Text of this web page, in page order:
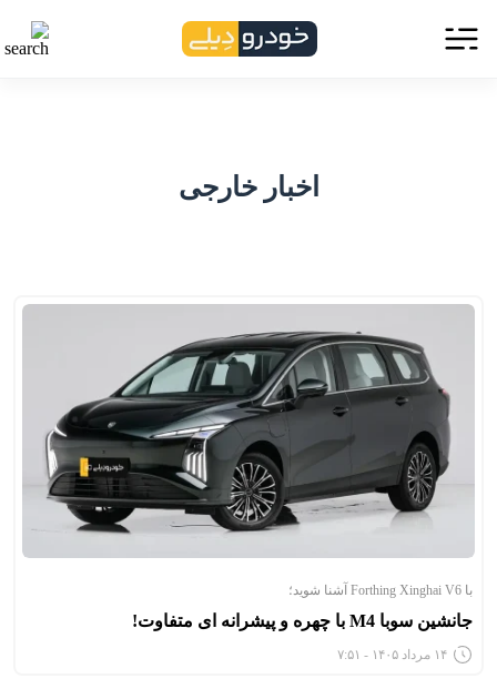
اخبار خارجی
با Forthing Xinghai V6 آشنا شوید؛
جانشین سوبا M4 با چهره و پیشرانه ای متفاوت!
۱۴ مرداد ۱۴۰۵ - ۷:۵۱